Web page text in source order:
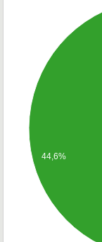
44,6%